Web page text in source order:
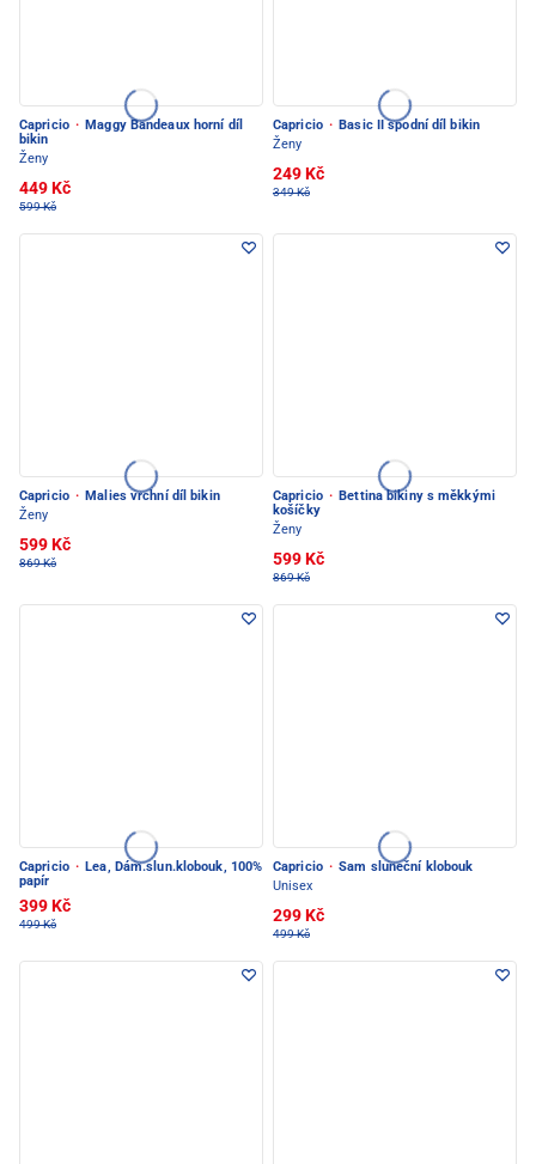
Capricio · Maggy Bandeaux horní díl
bikin
Ženy
449 Kč
599 Kč
Capricio · Basic II spodní díl bikin
Ženy
249 Kč
349 Kč
Capricio · Malies vrchní díl bikin
Ženy
599 Kč
869 Kč
Capricio · Bettina bikiny s měkkými
košíčky
Ženy
599 Kč
869 Kč
Capricio · Lea, Dám.slun.klobouk, 100%
papír
399 Kč
499 Kč
Capricio · Sam sluneční klobouk
Unisex
299 Kč
499 Kč